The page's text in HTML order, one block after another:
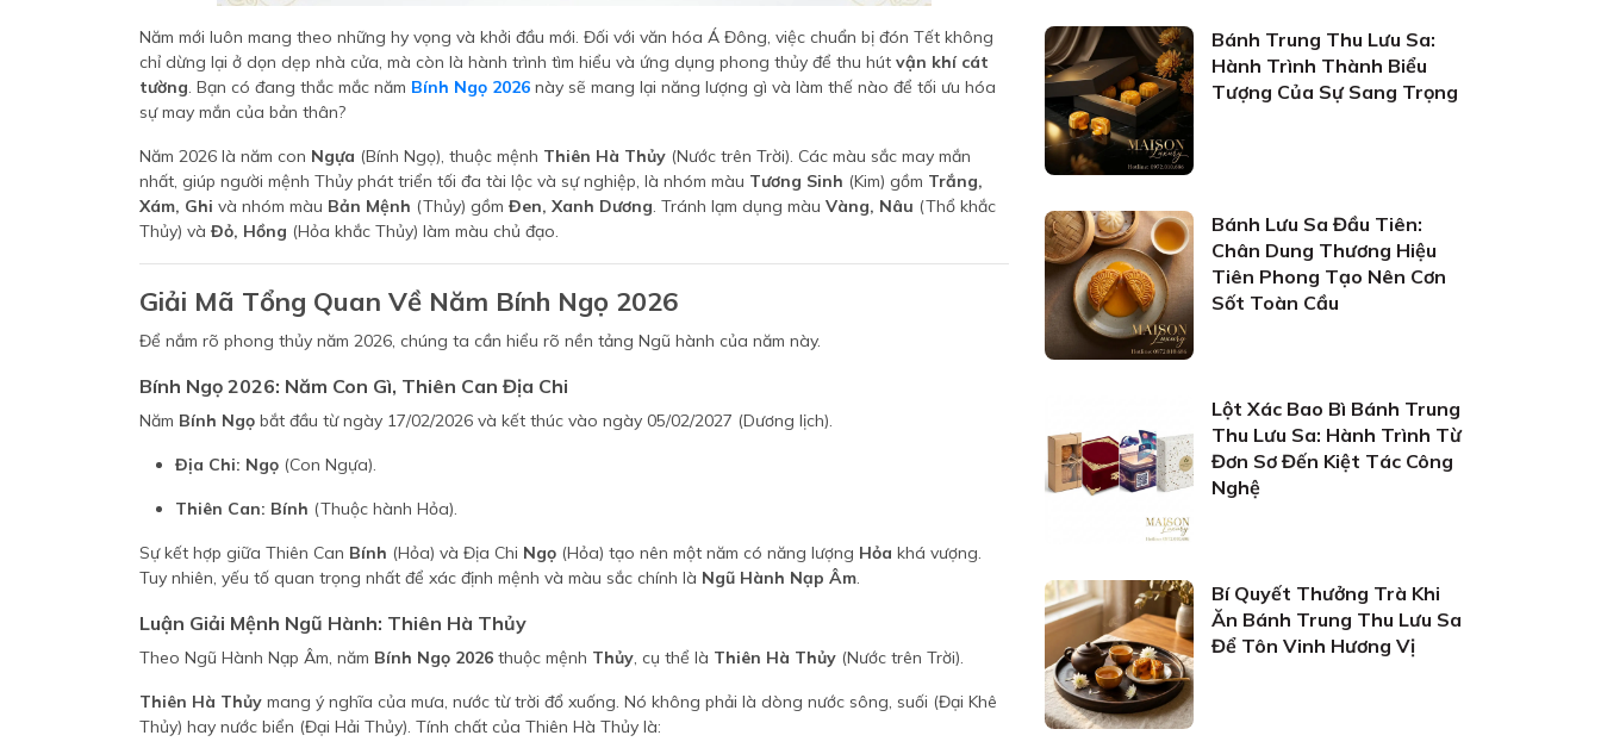
Năm mới luôn mang theo những hy vọng và khởi đầu mới. Đối với văn hóa Á Đông, việc chuẩn bị đón Tết không
chỉ dừng lại ở dọn dẹp nhà cửa, mà còn là hành trình tìm hiểu và ứng dụng phong thủy để thu hút vận khí cát
tường. Bạn có đang thắc mắc năm Bính Ngọ 2026 này sẽ mang lại năng lượng gì và làm thế nào để tối ưu hóa
sự may mắn của bản thân?
Năm 2026 là năm con Ngựa (Bính Ngọ), thuộc mệnh Thiên Hà Thủy (Nước trên Trời). Các màu sắc may mắn
nhất, giúp người mệnh Thủy phát triển tối đa tài lộc và sự nghiệp, là nhóm màu Tương Sinh (Kim) gồm Trắng,
Xám, Ghi và nhóm màu Bản Mệnh (Thủy) gồm Đen, Xanh Dương. Tránh lạm dụng màu Vàng, Nâu (Thổ khắc
Thủy) và Đỏ, Hồng (Hỏa khắc Thủy) làm màu chủ đạo.
Giải Mã Tổng Quan Về Năm Bính Ngọ 2026
Để nắm rõ phong thủy năm 2026, chúng ta cần hiểu rõ nền tảng Ngũ hành của năm này.
Bính Ngọ 2026: Năm Con Gì, Thiên Can Địa Chi
Năm Bính Ngọ bắt đầu từ ngày 17/02/2026 và kết thúc vào ngày 05/02/2027 (Dương lịch).
Địa Chi: Ngọ (Con Ngựa).
Thiên Can: Bính (Thuộc hành Hỏa).
Sự kết hợp giữa Thiên Can Bính (Hỏa) và Địa Chi Ngọ (Hỏa) tạo nên một năm có năng lượng Hỏa khá vượng.
Tuy nhiên, yếu tố quan trọng nhất để xác định mệnh và màu sắc chính là Ngũ Hành Nạp Âm.
Luận Giải Mệnh Ngũ Hành: Thiên Hà Thủy
Theo Ngũ Hành Nạp Âm, năm Bính Ngọ 2026 thuộc mệnh Thủy, cụ thể là Thiên Hà Thủy (Nước trên Trời).
Thiên Hà Thủy mang ý nghĩa của mưa, nước từ trời đổ xuống. Nó không phải là dòng nước sông, suối (Đại Khê
Thủy) hay nước biển (Đại Hải Thủy). Tính chất của Thiên Hà Thủy là:
Bánh Trung Thu Lưu Sa:
Hành Trình Thành Biểu
Tượng Của Sự Sang Trọng
Bánh Lưu Sa Đầu Tiên:
Chân Dung Thương Hiệu
Tiên Phong Tạo Nên Cơn
Sốt Toàn Cầu
Lột Xác Bao Bì Bánh Trung
Thu Lưu Sa: Hành Trình Từ
Đơn Sơ Đến Kiệt Tác Công
Nghệ
Bí Quyết Thưởng Trà Khi
Ăn Bánh Trung Thu Lưu Sa
Để Tôn Vinh Hương Vị